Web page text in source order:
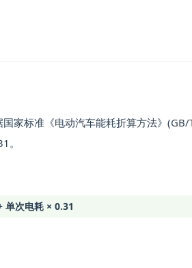
家标准《电动汽车能耗折算方法》
。
单次电耗 × 0.31